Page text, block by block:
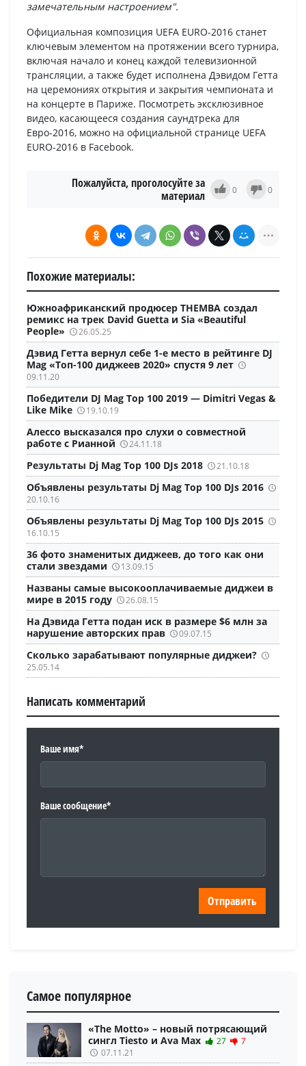
замечательным настроением".
Официальная композиция UEFA EURO-2016 станет
ключевым элементом на протяжении всего турнира,
включая начало и конец каждой телевизионной
трансляции, а также будет исполнена Дэвидом Гетта
на церемониях открытия и закрытия чемпионата и
на концерте в Париже. Посмотреть эксклюзивное
видео, касающееся создания саундтрека для
Евро-2016, можно на официальной странице UEFA
EURO-2016 в Facebook.
Пожалуйста, проголосуйте за
материал
0 0
Похожие материалы:
Южноафриканский продюсер THEMBA создал
ремикс на трек David Guetta и Sia «Beautiful
People»
26.05.25
Дэвид Гетта вернул себе 1-е место в рейтинге DJ
Mag «Топ-100 диджеев 2020» спустя 9 лет
09.11.20
Победители DJ Mag Top 100 2019 — Dimitri Vegas &
Like Mike
19.10.19
Алессо высказался про слухи о совместной
работе с Рианной
24.11.18
Результаты Dj Mag Top 100 DJs 2018 21.10.18
Объявлены результаты Dj Mag Top 100 DJs 2016
20.10.16
Объявлены результаты Dj Mag Top 100 DJs 2015
16.10.15
36 фото знаменитых диджеев, до того как они
стали звездами
13.09.15
Названы самые высокооплачиваемые диджеи в
мире в 2015 году
26.08.15
На Дэвида Гетта подан иск в размере $6 млн за
нарушение авторских прав
09.07.15
Сколько зарабатывают популярные диджеи?
25.05.14
Написать комментарий
Ваше имя*
Ваше сообщение*
Самое популярное
«The Motto» – новый потрясающий
сингл Tiesto и Ava Max
27
7
07.11.21